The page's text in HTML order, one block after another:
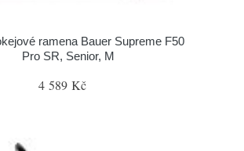
ramena Bauer Supreme F50
Pro SR, Senior, M
4 589 Kč